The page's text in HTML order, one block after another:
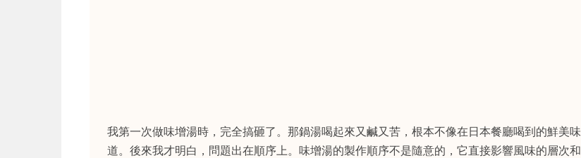
我第一次做味增湯時，完全搞砸了。那鍋湯喝起來又鹹又苦，根本不像在日本餐廳喝到的鮮美味
道。後來我才明白，問題出在順序上。味增湯的製作順序不是隨意的，它直接影響風味的層次和